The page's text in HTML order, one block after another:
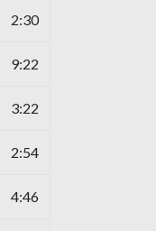
2:30
9:22
3:22
2:54
4:46